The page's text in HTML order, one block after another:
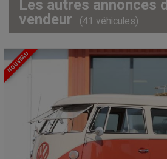
Les autres annonces
vendeur
(41 véhicules)
NOUVEAU